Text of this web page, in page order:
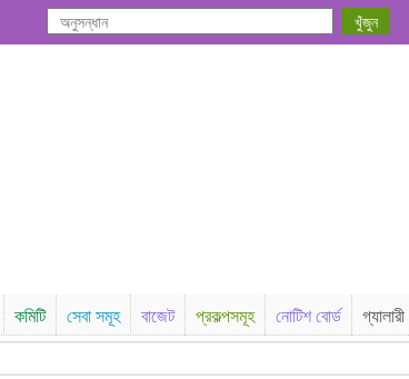
কমিটি সেবা সমূহ বাজেট প্রকল্পসমূহ নোটিশ বোর্ড গ্যালারী